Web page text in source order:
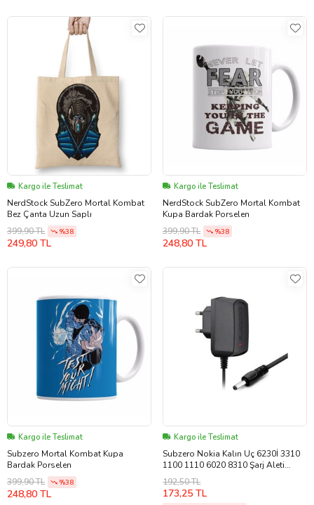
Kargo ile Teslimat
NerdStock SubZero Mortal Kombat
Bez Çanta Uzun Saplı
399,90 TL
%38
249,80 TL
Kargo ile Teslimat
NerdStock SubZero Mortal Kombat
Kupa Bardak Porselen
399,90 TL
%38
248,80 TL
Kargo ile Teslimat
Subzero Mortal Kombat Kupa
Bardak Porselen
399,90 TL
%38
248,80 TL
Kargo ile Teslimat
Subzero Nokia Kalın Uç 6230İ 3310
1100 1110 6020 8310 Şarj Aleti
Subzero KY30
192,50 TL
173,25 TL